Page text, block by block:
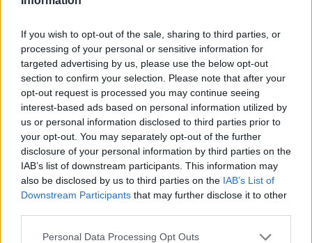
If you wish to opt-out of the sale, sharing to third parties, or
processing of your personal or sensitive information for
targeted advertising by us, please use the below opt-out
section to confirm your selection. Please note that after your
opt-out request is processed you may continue seeing
interest-based ads based on personal information utilized by
us or personal information disclosed to third parties prior to
your opt-out. You may separately opt-out of the further
disclosure of your personal information by third parties on the
IAB’s list of downstream participants. This information may
also be disclosed by us to third parties on the IAB’s List of
Downstream Participants that may further disclose it to other
Personal Data Processing Opt Outs
ÉLŐ BOLYGÓNK Lonkay Márta 4 perc